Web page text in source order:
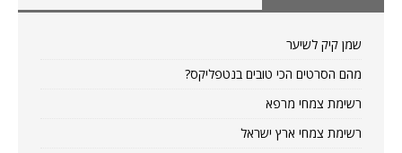
שמן קיק לשיער
מהם הסרטים הכי טובים בנטפליקס?
רשימת צמחי מרפא
רשימת צמחי ארץ ישראל